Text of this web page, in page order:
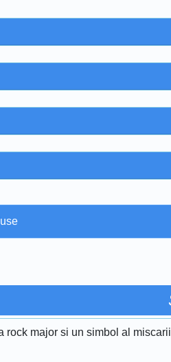
rock major si un simbol al